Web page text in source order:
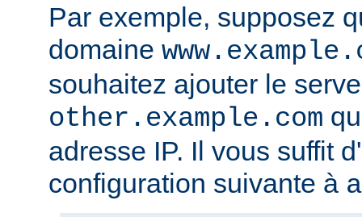
Par exemple, supposez
domaine
souhaitez ajouter le
other.example.com
adresse IP. Il vous suffit
configuration suivante à